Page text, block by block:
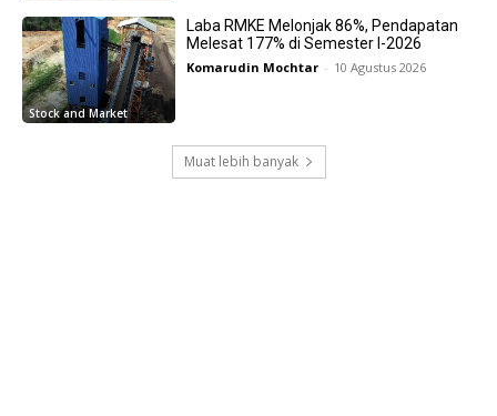
Stock and Market
Laba RMKE Melonjak 86%, Pendapatan
Melesat 177% di Semester I-2026
Komarudin Mochtar - 10 Agustus 2026
Muat lebih banyak